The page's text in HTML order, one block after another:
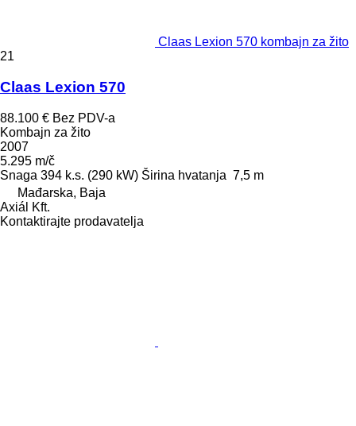
Claas Lexion 570 kombajn za žito
21
Claas Lexion 570
88.100 € Bez PDV-a
Kombajn za žito
2007
5.295 m/č
Snaga 394 k.s. (290 kW) Širina hvatanja 7,5 m
Mađarska, Baja
Axiál Kft.
Kontaktirajte prodavatelja